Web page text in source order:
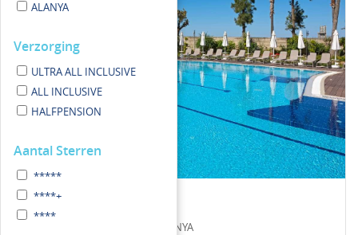
ALANYA
Verzorging
ULTRA ALL INCLUSIVE
ALL INCLUSIVE
HALFPENSION
Aantal Sterren
*****
****+
****
Hotel Grand Kaptan
TURKIJE / TURKSE RIVIERA / ALANYA